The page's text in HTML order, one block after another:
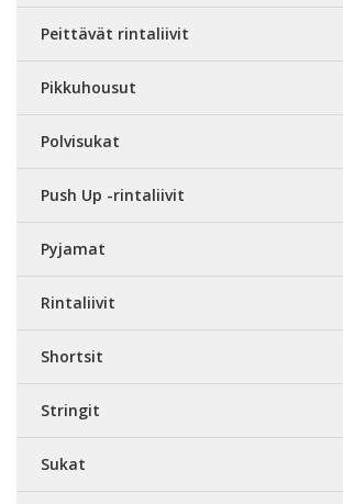
Peittävät rintaliivit
Pikkuhousut
Polvisukat
Push Up -rintaliivit
Pyjamat
Rintaliivit
Shortsit
Stringit
Sukat